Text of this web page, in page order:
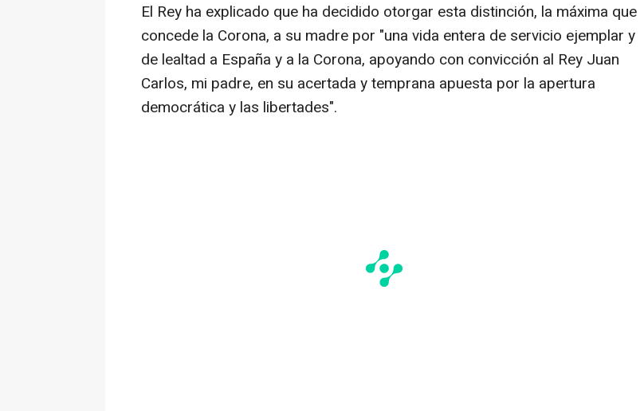
El Rey ha explicado que ha decidido otorgar esta distinción, la máxima que
concede la Corona, a su madre por "una vida entera de servicio ejemplar y
de lealtad a España y a la Corona, apoyando con convicción al Rey Juan
Carlos, mi padre, en su acertada y temprana apuesta por la apertura
democrática y las libertades".